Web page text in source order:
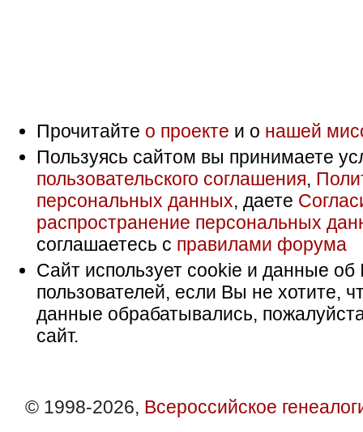
Прочитайте о проекте и о нашей
Пользуясь сайтом вы принимаете
пользовательского соглашения,
персональных данных, даете
распространение персональных
соглашаетесь с правилами форума
Сайт использует cookie и данные об
пользователей, если Вы не хотите,
данные обрабатывались,
сайт.
© 1998-2026, Всероссийское